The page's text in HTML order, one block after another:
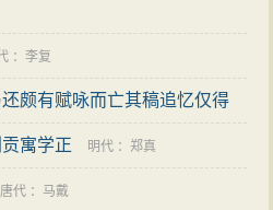
：李复
颇有赋咏而亡其稿追忆仅得
罗钦顺
寓学正 明代 ：郑真
唐代 ：马戴